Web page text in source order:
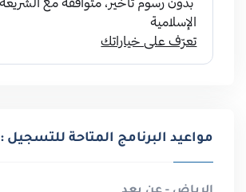
مواعيد البرنامج المتاحة للتسجيل :